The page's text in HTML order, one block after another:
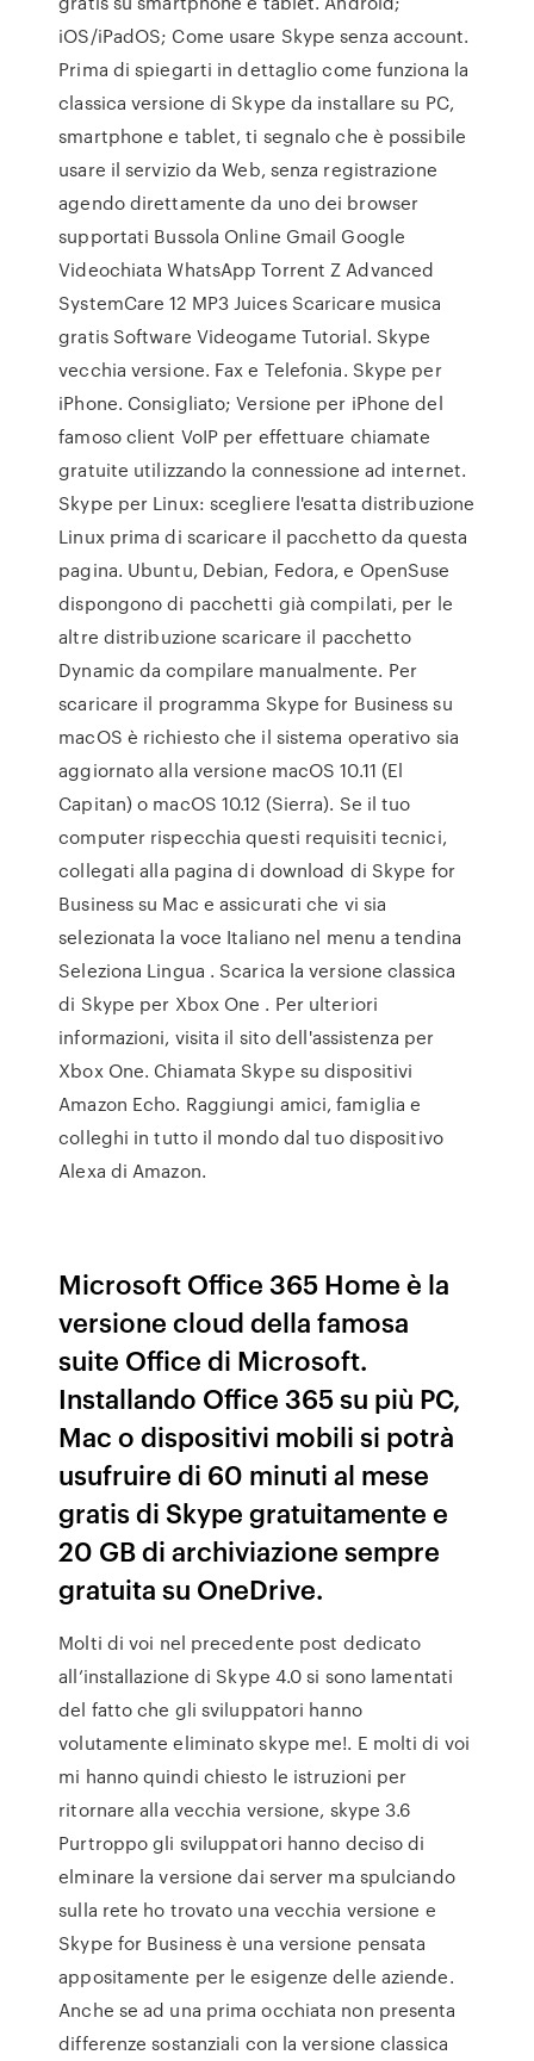
iOS/iPadOS; Come usare Skype senza account.
Prima di spiegarti in dettaglio come funziona la
classica versione di Skype da installare su PC,
smartphone e tablet, ti segnalo che è possibile
usare il servizio da Web, senza registrazione
agendo direttamente da uno dei browser
supportati Bussola Online Gmail Google
Videochiata WhatsApp Torrent Z Advanced
SystemCare 12 MP3 Juices Scaricare musica
gratis Software Videogame Tutorial. Skype
vecchia versione. Fax e Telefonia. Skype per
iPhone. Consigliato; Versione per iPhone del
famoso client VoIP per effettuare chiamate
gratuite utilizzando la connessione ad internet.
Skype per Linux: scegliere l'esatta distribuzione
Linux prima di scaricare il pacchetto da questa
pagina. Ubuntu, Debian, Fedora, e OpenSuse
dispongono di pacchetti già compilati, per le
altre distribuzione scaricare il pacchetto
Dynamic da compilare manualmente. Per
scaricare il programma Skype for Business su
macOS è richiesto che il sistema operativo sia
aggiornato alla versione macOS 10.11 (El
Capitan) o macOS 10.12 (Sierra). Se il tuo
computer rispecchia questi requisiti tecnici,
collegati alla pagina di download di Skype for
Business su Mac e assicurati che vi sia
selezionata la voce Italiano nel menu a tendina
Seleziona Lingua . Scarica la versione classica
di Skype per Xbox One . Per ulteriori
informazioni, visita il sito dell'assistenza per
Xbox One. Chiamata Skype su dispositivi
Amazon Echo. Raggiungi amici, famiglia e
colleghi in tutto il mondo dal tuo dispositivo
Alexa di Amazon.
Microsoft Office 365 Home è la
versione cloud della famosa
suite Office di Microsoft.
Installando Office 365 su più PC,
Mac o dispositivi mobili si potrà
usufruire di 60 minuti al mese
gratis di Skype gratuitamente e
20 GB di archiviazione sempre
gratuita su OneDrive.
Molti di voi nel precedente post dedicato
all’installazione di Skype 4.0 si sono lamentati
del fatto che gli sviluppatori hanno
volutamente eliminato skype me!. E molti di voi
mi hanno quindi chiesto le istruzioni per
ritornare alla vecchia versione, skype 3.6
Purtroppo gli sviluppatori hanno deciso di
elminare la versione dai server ma spulciando
sulla rete ho trovato una vecchia versione e
Skype for Business è una versione pensata
appositamente per le esigenze delle aziende.
Anche se ad una prima occhiata non presenta
differenze sostanziali con la versione classica